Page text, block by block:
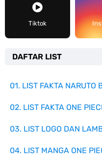
Tiktok
DAFTAR LIST
01. LIST FAKTA NARUTO
02. LIST FAKTA ONE
03. LIST LOGO DAN
04. LIST MANGA ONE